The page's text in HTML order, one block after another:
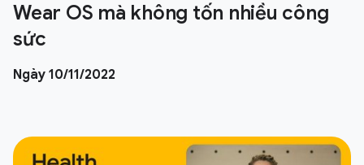
Wear OS mà không tốn nhiều công
sức
Ngày 10/11/2022